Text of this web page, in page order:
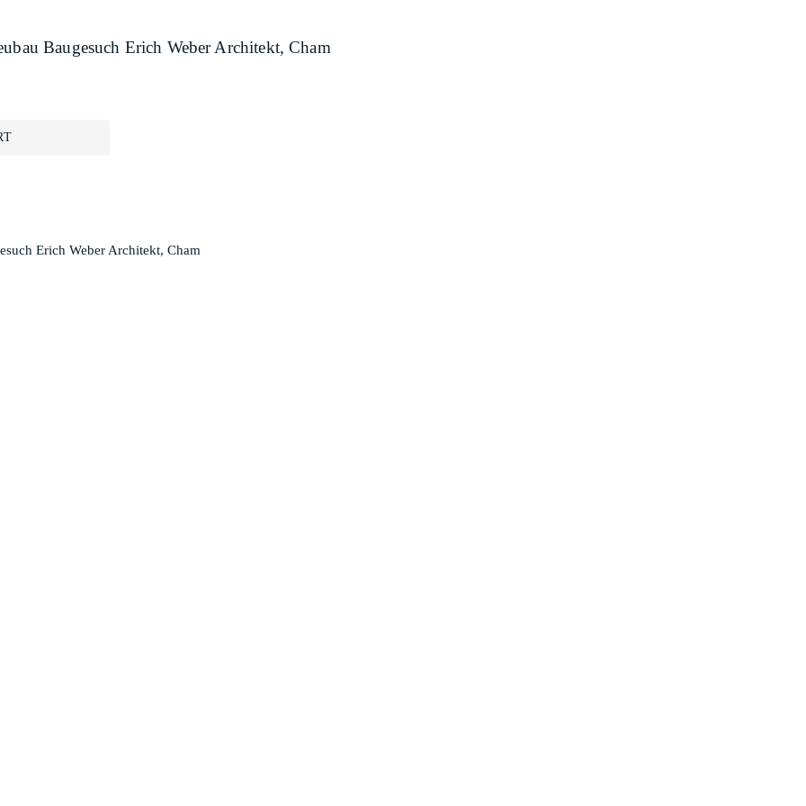
Baugesuch Erich Weber Architekt, Cham
Erich Weber Architekt, Cham